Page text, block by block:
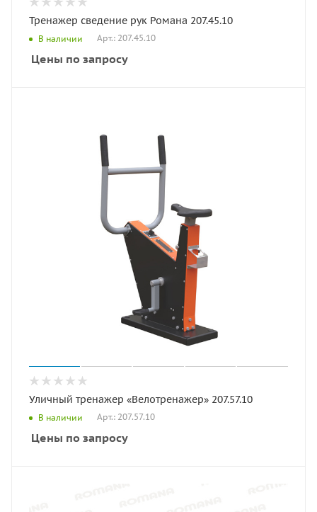
Тренажер сведение рук Романа 207.45.10
В наличии Арт.: 207.45.10
Цены по запросу
Уличный тренажер «Велотренажер» 207.57.10
В наличии Арт.: 207.57.10
Цены по запросу